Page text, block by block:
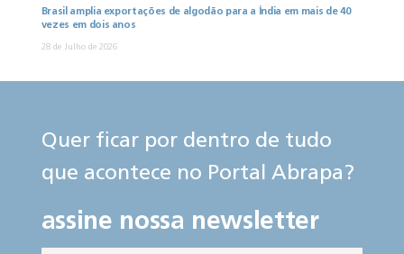
Brasil amplia exportações de algodão para a Índia em mais de 40
vezes em dois anos
28 de Julho de 2026
Quer ficar por dentro de tudo
que acontece no Portal Abrapa?
assine nossa newsletter